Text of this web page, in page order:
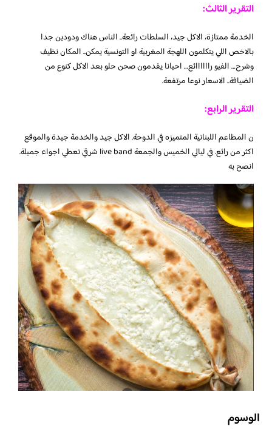
التقرير الثالث:
الخدمة ممتازة، الاكل جيد، السلطات رائعة.. الناس هناك ودودين جدا
بالاخص اللي يتكلمون اللهجة المغربية او التونسية يمكن.. المكان نظيف
وشرح… الفيو راااااائع… احيانا يقدمون صحن حلو بعد الاكل كنوع من
الضيافة.. الاسعار نوعا مرتفعة.
التقرير الرابع:
ن المطاعم اللبنانية المتميزه في الدوحة. الاكل جيد والخدمة جيدة والموقع
اكثر من رائع. في ليالي الخميس والجمعة live band شرقي تعطي اجواء جميلة.
انصح به
الوسوم